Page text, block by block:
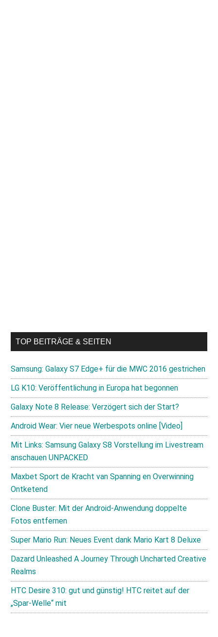
TOP BEITRÄGE & SEITEN
Samsung: Galaxy S7 Edge+ für die MWC 2016 gestrichen
LG K10: Veröffentlichung in Europa hat begonnen
Galaxy Note 8 Release: Verzögert sich der Start?
Android Wear: Vier neue Werbespots online [Video]
Mit Links: Samsung Galaxy S8 Vorstellung im Livestream
anschauen UNPACKED
Maxbet Sport de Kracht van Spanning en Overwinning
Ontketend
Clone Buster: Mit der Android-Anwendung doppelte
Fotos entfernen
Super Mario Run: Neues Event dank Mario Kart 8 Deluxe
Dazard Unleashed A Journey Through Uncharted Creative
Realms
HTC Desire 310: gut und günstig! HTC reitet auf der
„Spar-Welle“ mit